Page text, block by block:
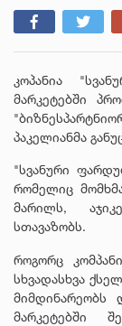
კოპანია
მარკეტებში
პაკელიანმა
"სვანური
რომელიც
მარილს,
სთავაზობს.
როგორც
სხვადასხვა
მარკეტებში